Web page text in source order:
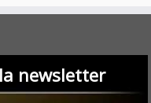
newsletter